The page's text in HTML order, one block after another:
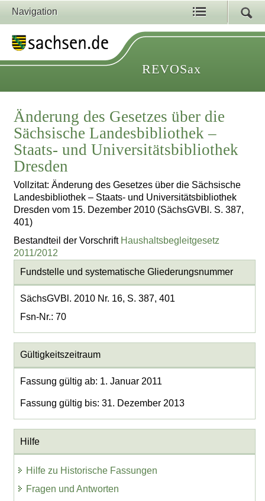
Navigation
REVOSax
Änderung des Gesetzes über die
Sächsische Landesbibliothek –
Staats- und Universitätsbibliothek
Dresden
Vollzitat: Änderung des Gesetzes über die Sächsische
Landesbibliothek – Staats- und Universitätsbibliothek
Dresden vom 15. Dezember 2010 (SächsGVBl. S. 387,
401)
Bestandteil der Vorschrift Haushaltsbegleitgesetz
2011/2012
Fundstelle und systematische Gliederungsnummer
SächsGVBl. 2010 Nr. 16, S. 387, 401
Fsn-Nr.: 70
Gültigkeitszeitraum
Fassung gültig ab: 1. Januar 2011
Fassung gültig bis: 31. Dezember 2013
Hilfe
Hilfe zu Historische Fassungen
Fragen und Antworten